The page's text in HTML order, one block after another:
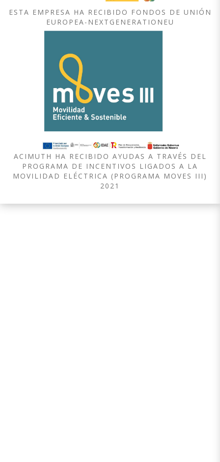
ESTA EMPRESA HA RECIBIDO FONDOS DE UNIÓN
EUROPEA-NEXTGENERATIONEU
ACIMUTH HA RECIBIDO AYUDAS A TRAVÉS DEL
PROGRAMA DE INCENTIVOS LIGADOS A LA
MOVILIDAD ELÉCTRICA (PROGRAMA MOVES III)
2021